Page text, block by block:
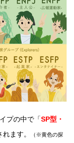
プの中で「SP型・
れます。 （※黄色の探